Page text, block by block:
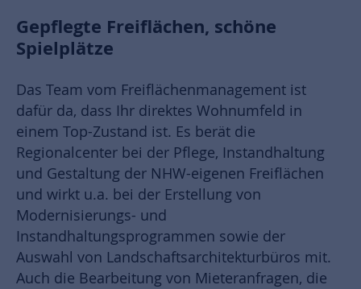
Gepflegte Freiflächen, schöne
Spielplätze
Das Team vom Freiflächenmanagement ist
dafür da, dass Ihr direktes Wohnumfeld in
einem Top-Zustand ist. Es berät die
Regionalcenter bei der Pflege, Instandhaltung
und Gestaltung der NHW-eigenen Freiflächen
und wirkt u.a. bei der Erstellung von
Modernisierungs- und
Instandhaltungsprogrammen sowie der
Auswahl von Landschaftsarchitekturbüros mit.
Auch die Bearbeitung von Mieteranfragen, die